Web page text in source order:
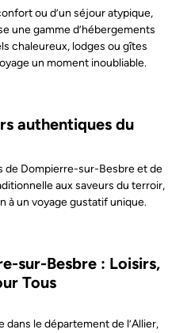
ou d’un séjour atypique,
une gamme d’hébergements
chaleureux, lodges ou gîtes
un moment inoubliable.
authentiques du
de Dompierre-sur-Besbre et de
aux saveurs du terroir,
à un voyage gustatif unique.
sur-Besbre : Loisirs,
Tous
le département de l’Allier,